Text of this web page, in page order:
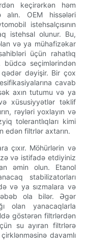
keçirərkən həm
OEM hissələri
istehsalçısının
istehsal olunur. Bu,
və ya mühafizəkar
üçün rahatlıq
büdcə seçimlərindən
dəyişir. Bir çox
cavab
axın tutumu və ya
xüsusiyyətlər təklif
rəyləri yoxlayın və
tolerantlıqları kimi
edən filtrlər axtarın.
çıxır. Möhürlərin və
və istifadə etdiyiniz
əmin olun. Etanol
stabilizatorları
və ya sızmalara və
ola bilər. Əgər
olan yanacaqlarla
göstərən filtrlərdən
su ayıran filtrlərə
davamlı